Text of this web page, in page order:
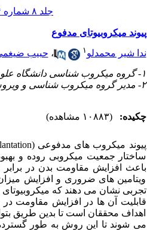
جلد ۸ شماره ۳۴ صفحات ۵۵-۴۸
پیوند میکروبیوتای مدفوع
ندا شیر محمدلو ۱ ، حبیب
۱- گروه میکروب شناسی دانشگاه علوم پزشکی زنجان
۲- مدیر گروه میکروب شناسی و ویروس شناسی دانشگاه علوم پزشکی زنجان
چکیده: (۱۰۸۸۳ مشاهده)
پیوند میکروب های مدفوعی (
ساختار جمعیت میکروبی روده و
باعث افزایش مقاومت بدن در
ویتامین های ضروری و افزایش
تجربی نشان می دهند که میکروبیوتای
قابلیت آن ها در افزایش مقاومت
اهداف محققان است تا بدین طریق
می شوند تا این روش به طور